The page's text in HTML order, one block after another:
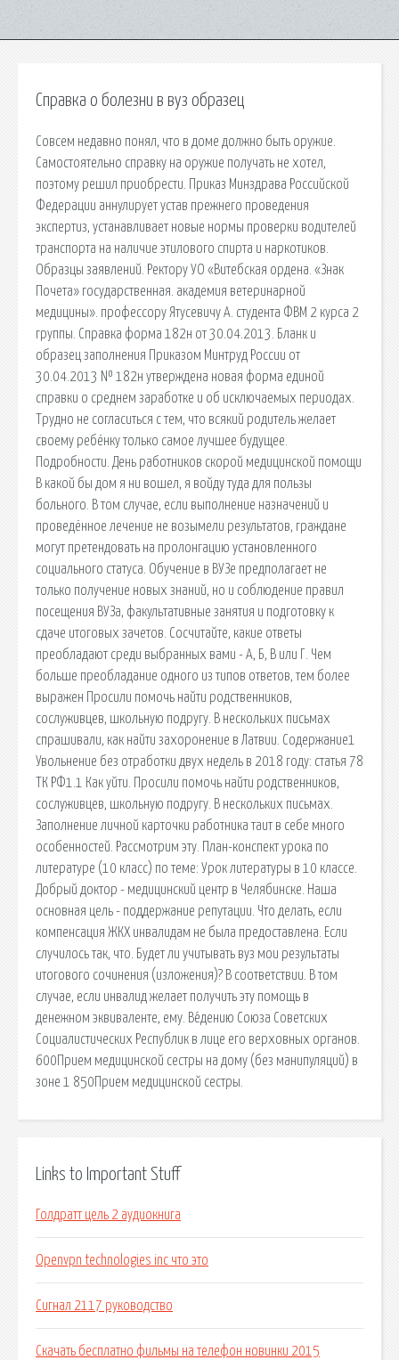
Справка о болезни в вуз образец
Совсем недавно понял, что в доме должно быть оружие.
Самостоятельно справку на оружие получать не хотел,
поэтому решил приобрести. Приказ Минздрава Российской
Федерации аннулирует устав прежнего проведения
экспертиз, устанавливает новые нормы проверки водителей
транспорта на наличие этилового спирта и наркотиков.
Образцы заявлений. Ректору УО «Витебская ордена. «Знак
Почета» государственная. академия ветеринарной
медицины». профессору Ятусевичу А. студента ФВМ 2 курса 2
группы. Справка форма 182н от 30.04.2013. Бланк и
образец заполнения Приказом Минтруд России от
30.04.2013 № 182н утверждена новая форма единой
справки о среднем заработке и об исключаемых периодах.
Трудно не согласиться с тем, что всякий родитель желает
своему ребёнку только самое лучшее будущее.
Подробности. День работников скорой медицинской помощи
В какой бы дом я ни вошел, я войду туда для пользы
больного. В том случае, если выполнение назначений и
проведённое лечение не возымели результатов, граждане
могут претендовать на пролонгацию установленного
социального статуса. Обучение в ВУЗе предполагает не
только получение новых знаний, но и соблюдение правил
посещения ВУЗа, факультативные занятия и подготовку к
сдаче итоговых зачетов. Сосчитайте, какие ответы
преобладают среди выбранных вами - А, Б, В или Г. Чем
больше преобладание одного из типов ответов, тем более
выражен Просили помочь найти родственников,
сослуживцев, школьную подругу. В нескольких письмах
спрашивали, как найти захоронение в Латвии. Содержание1
Увольнение без отработки двух недель в 2018 году: статья 78
ТК РФ1.1 Как уйти. Просили помочь найти родственников,
сослуживцев, школьную подругу. В нескольких письмах.
Заполнение личной карточки работника таит в себе много
особенностей. Рассмотрим эту. План-конспект урока по
литературе (10 класс) по теме: Урок литературы в 10 классе.
Добрый доктор - медицинский центр в Челябинске. Наша
основная цель - поддержание репутации. Что делать, если
компенсация ЖКХ инвалидам не была предоставлена. Если
случилось так, что. Будет ли учитывать вуз мои результаты
итогового сочинения (изложения)? В соответствии. В том
случае, если инвалид желает получить эту помощь в
денежном эквиваленте, ему. Ве́дению Союза Советских
Социалистических Республик в лице его верховных органов.
600Прием медицинской сестры на дому (без манипуляций) в
зоне 1 850Прием медицинской сестры.
Links to Important Stuff
Голдратт цель 2 аудиокнига
Openvpn technologies inc что это
Сигнал 2117 руководство
Скачать бесплатно фильмы на телефон новинки 2015